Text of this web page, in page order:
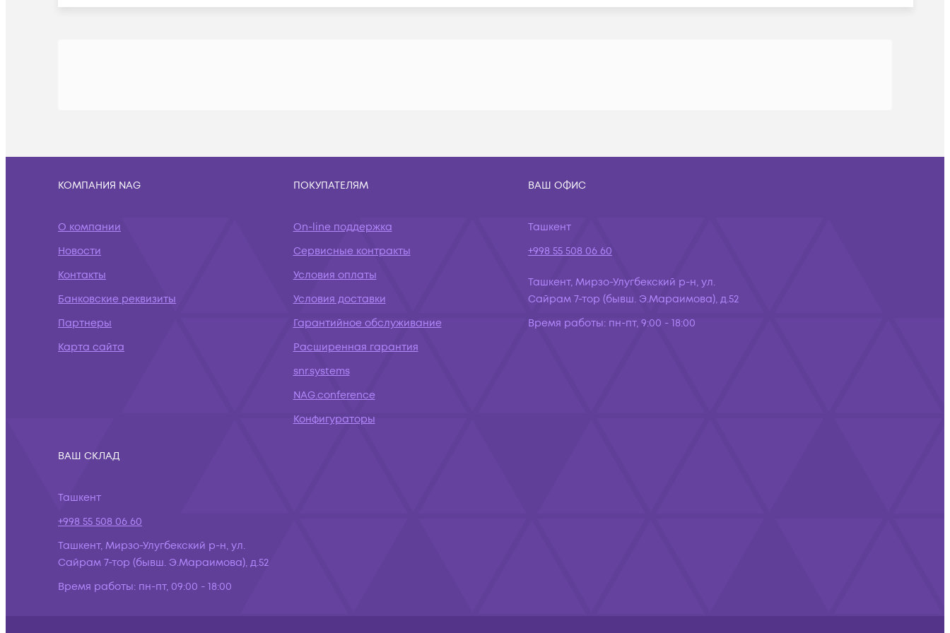
КОМПАНИЯ NAG
О компании
Новости
Контакты
Банковские реквизиты
Партнеры
Карта сайта
ПОКУПАТЕЛЯМ
On-line поддержка
Сервисные контракты
Условия оплаты
Условия доставки
Гарантийное обслуживание
Расширенная гарантия
snr.systems
NAG.conference
Конфигураторы
ВАШ ОФИС
Ташкент
+998 55 508 06 60
Ташкент, Мирзо-Улугбекский р-н, ул.
Сайрам 7-тор (бывш. Э.Мараимова), д.52
Время работы: пн-пт, 9:00 - 18:00
ВАШ СКЛАД
Ташкент
+998 55 508 06 60
Ташкент, Мирзо-Улугбекский р-н, ул.
Сайрам 7-тор (бывш. Э.Мараимова), д.52
Время работы: пн-пт, 09:00 - 18:00